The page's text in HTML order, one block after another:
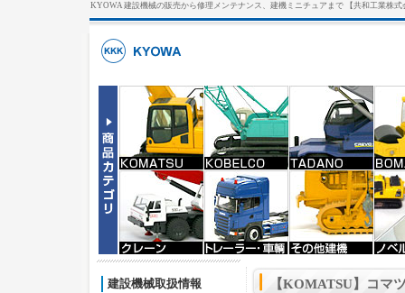
KYOWA 建設機械の販売から修理メンテナンス、建機ミニチュアまで 【共和工業株式
建設機械取扱情報
【KOMATSU】コマ